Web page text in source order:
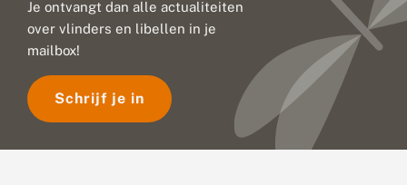
Je ontvangt dan alle actualiteiten
over vlinders en libellen in je
mailbox!
Schrijf je in